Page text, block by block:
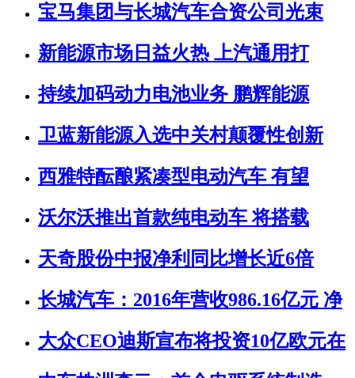
宝马集团与长城汽车合资公司光束
新能源市场日益火热 上汽通用打
持续加码动力电池业务 鹏辉能源
卫蓝新能源入选中关村颠覆性创新
西雅特酝酿紧凑型电动汽车 有望
沃尔沃推出首款纯电动车 将搭载
天奇股份中报净利同比增长近6倍
长城汽车：2016年营收986.16亿元 净
大众CEO迪斯宣布将投资10亿欧元在